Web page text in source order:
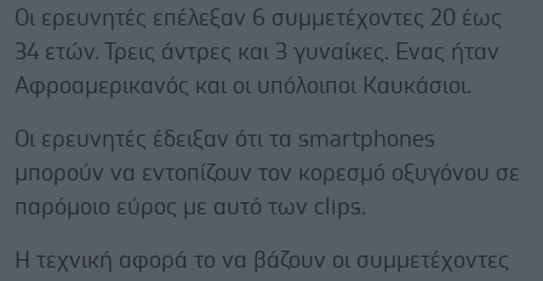
Οι ερευνητές επέλεξαν 6 συμμετέχοντες 20 έως
34 ετών. Τρεις άντρες και 3 γυναίκες. Ενας ήταν
Αφροαμερικανός και οι υπόλοιποι Καυκάσιοι.
Οι ερευνητές έδειξαν ότι τα smartphones
μπορούν να εντοπίζουν τον κορεσμό οξυγόνου σε
παρόμοιο εύρος με αυτό των clips.
Η τεχνική αφορά το να βάζουν οι συμμετέχοντες